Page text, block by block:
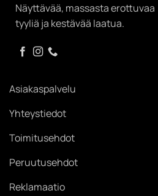
Näyttävää, massasta erottuvaa
tyyliä ja kestävää laatua.
Asiakaspalvelu
Yhteystiedot
Toimitusehdot
Peruutusehdot
Reklamaatio